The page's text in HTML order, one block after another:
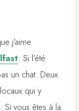
j’aime
. Si l’été
un chat. Deux
qui y
Si vous êtes à la